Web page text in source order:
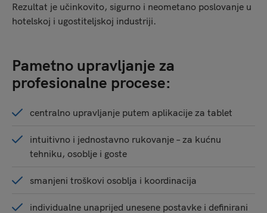
Rezultat je učinkovito, sigurno i neometano poslovanje u
hotelskoj i ugostiteljskoj industriji.
Pametno upravljanje za
profesionalne procese:
centralno upravljanje putem aplikacije za tablet
intuitivno i jednostavno rukovanje – za kućnu
tehniku, osoblje i goste
smanjeni troškovi osoblja i koordinacija
individualne unaprijed unesene postavke i definirani